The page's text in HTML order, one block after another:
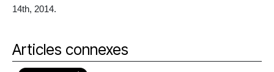
14th, 2014.
Articles connexes